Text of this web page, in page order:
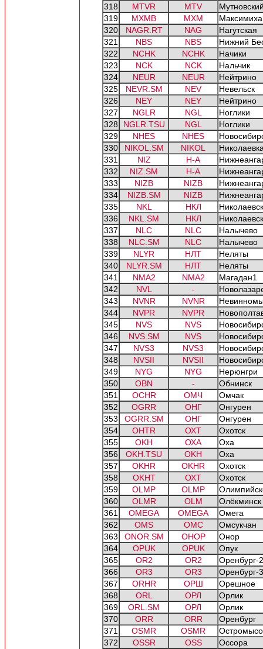
318
MTVR MTV
319
MXMB MXM
Максимиха
320
NAGR.RT NAG
Нагутская
321
NBS NBS
Нижний
322
NCHK NCHK
Начики
323
NCK NCK
Нальчик
324
NEUR NEUR
Нейтрино
325
NEVR.SM NEV
Невельск
326
NEY NEY
Нейтрино
327
NGLR NGL
Ноглики
328
NGLR.TSU NGL
Ноглики
329
NHES NHES
330
NIKOL.SM NIKOL
331
NIZ Н-А
332
NIZ.SM Н-А
333
NIZB NIZB
334
NIZB.SM NIZB
335
NKL НКЛ
336
NKL.SM НКЛ
337
NLC NLC
Налычево
338
NLC.SM NLC
Налычево
339
NLYR НЛТ
Неляты
340
NLYR.SM НЛТ
Неляты
341
NMA2 NMA2
Магадан1
342
NVL -
343
NVNR NVNR
344
NVPR NVPR
345
NVS NVS
346
NVS.SM NVS
347
NVS3 NVS3
348
NVSII NVSII
349
NYG NYG
Нерюнгри
350
OBN -
Обнинск
351
OCHR ОМЧ
Омчак
352
OGRR ОНГ
Онгурен
353
OGRR.SM ОНГ
Онгурен
354
OHTR ОХТ
Охотск
355
OKH ОХА
Оха
356
OKH.TSU OKH
Оха
357
OKHR OKHR
Охотск
358
OKHT ОХТ
Охотск
359
OLMP OLMP
360
OLMR OLM
Олёкминск
361
OMEGA OMEGA
Омега
362
OMS ОМС
Омсукчан
363
ONOR.SM ОНОР
Онор
364
OPUK OPUK
Опук
365
OR2 OR2
Оренбург-2
366
OR3 OR3
Оренбург-3
367
ORHR ОРШ
Орешное
368
ORL ОРЛ
Орлик
369
ORL.SM ОРЛ
Орлик
370
ORR ORR
Оренбург
371
OSMR OSMR
372
OSSR OSS
Оссора